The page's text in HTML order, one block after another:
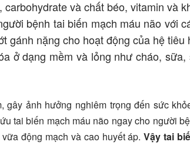
và chất béo, vitamin và
bệnh tai biến mạch máu não với
gánh nặng cho hoạt động của hệ tiêu
ở dạng mềm và lỏng như cháo,
ảnh hưởng nghiêm trọng đến sức
tai biến mạch máu não ngay cho người
động mạch và cao huyết áp.Vậy tai